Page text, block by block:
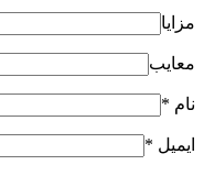
مزایا
معایب
نام *
ایمیل *